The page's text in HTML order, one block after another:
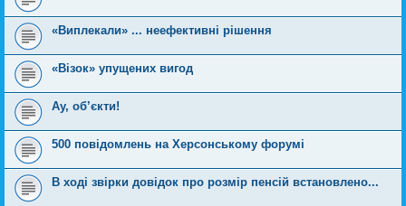
«Виплекали» ... неефективні рішення
«Візок» упущених вигод
Ау, об’єкти!
500 повідомлень на Херсонському форумі
В ході звірки довідок про розмір пенсій встановлено...